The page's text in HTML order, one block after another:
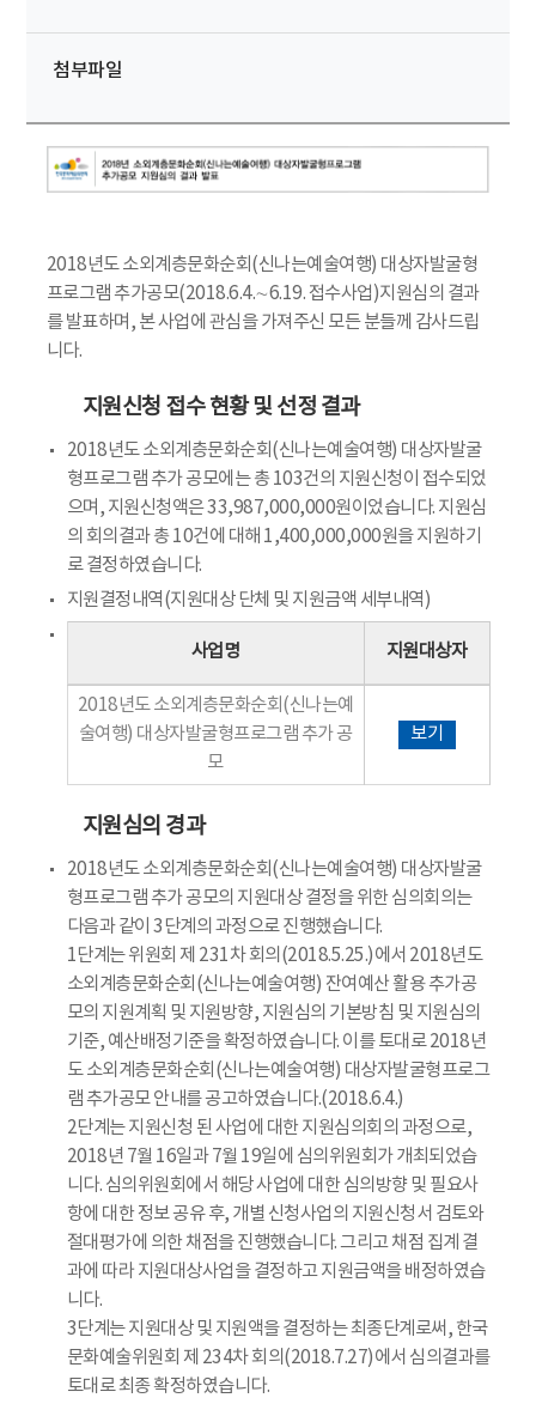
첨부파일
2018년도 소외계층문화순회(신나는예술여행) 대상자발굴형
프로그램 추가공모(2018.6.4.∼6.19. 접수사업)지원심의 결과
를 발표하며, 본 사업에 관심을 가져주신 모든 분들께 감사드립
니다.
지원신청 접수 현황 및 선정 결과
2018년도 소외계층문화순회(신나는예술여행) 대상자발굴
형프로그램 추가 공모에는 총 103건의 지원신청이 접수되었
으며, 지원신청액은 33,987,000,000원이었습니다. 지원심
의 회의결과 총 10건에 대해 1,400,000,000원을 지원하기
로 결정하였습니다.
지원결정내역(지원대상 단체 및 지원금액 세부내역)
사업명 지원대상자
2018년도 소외계층문화순회(신나는예
술여행) 대상자발굴형프로그램 추가 공
모
보기
지원심의 경과
2018년도 소외계층문화순회(신나는예술여행) 대상자발굴
형프로그램 추가 공모의 지원대상 결정을 위한 심의회의는
다음과 같이 3단계의 과정으로 진행했습니다.
1단계는 위원회 제 231차 회의(2018.5.25.)에서 2018년도
소외계층문화순회(신나는예술여행) 잔여예산 활용 추가공
모의 지원계획 및 지원방향, 지원심의 기본방침 및 지원심의
기준, 예산배정기준을 확정하였습니다. 이를 토대로 2018년
도 소외계층문화순회(신나는예술여행) 대상자발굴형프로그
램 추가공모 안내를 공고하였습니다.(2018.6.4.)
2단계는 지원신청 된 사업에 대한 지원심의회의 과정으로,
2018년 7월 16일과 7월 19일에 심의위원회가 개최되었습
니다. 심의위원회에서 해당 사업에 대한 심의방향 및 필요사
항에 대한 정보 공유 후, 개별 신청사업의 지원신청서 검토와
절대평가에 의한 채점을 진행했습니다. 그리고 채점 집계 결
과에 따라 지원대상사업을 결정하고 지원금액을 배정하였습
니다.
3단계는 지원대상 및 지원액을 결정하는 최종단계로써, 한국
문화예술위원회 제 234차 회의(2018.7.27)에서 심의결과를
토대로 최종 확정하였습니다.